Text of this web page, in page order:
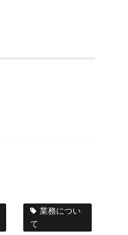
業務につい
て